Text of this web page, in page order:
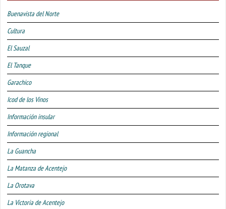
Buenavista del Norte
Cultura
El Sauzal
El Tanque
Garachico
Icod de los Vinos
Información insular
Información regional
La Guancha
La Matanza de Acentejo
La Orotava
La Victoria de Acentejo